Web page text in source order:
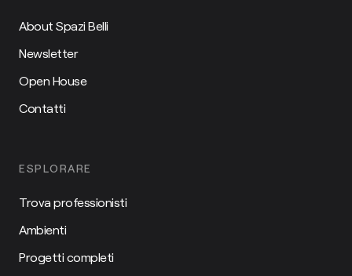
About Spazi Belli
Newsletter
Open House
Contatti
ESPLORARE
Trova professionisti
Ambienti
Progetti completi